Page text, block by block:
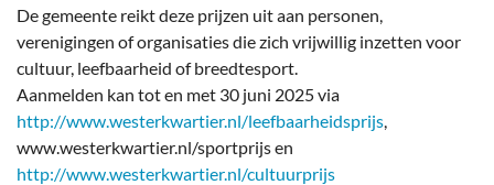
De gemeente reikt deze prijzen uit aan personen,
verenigingen of organisaties die zich vrijwillig inzetten voor
cultuur, leefbaarheid of breedtesport.
Aanmelden kan tot en met 30 juni 2025 via
http://www.westerkwartier.nl/leefbaarheidsprijs
www.westerkwartier.nl/sportprijs en
http://www.westerkwartier.nl/cultuurprijs